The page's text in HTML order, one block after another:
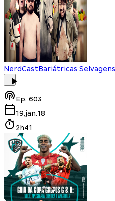
NerdCastBariátricas Selvagens
Ep. 603
19.jan.18
2h41